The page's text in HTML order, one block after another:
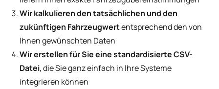
Wir kalkulieren den tatsächlichen und den
zukünftigen Fahrzeugwertentsprechend den von
Ihnen gewünschten Daten
Wir erstellen für Sie eine standardisierte CSV-
Datei, die Sie ganz einfach in Ihre Systeme
integrieren können